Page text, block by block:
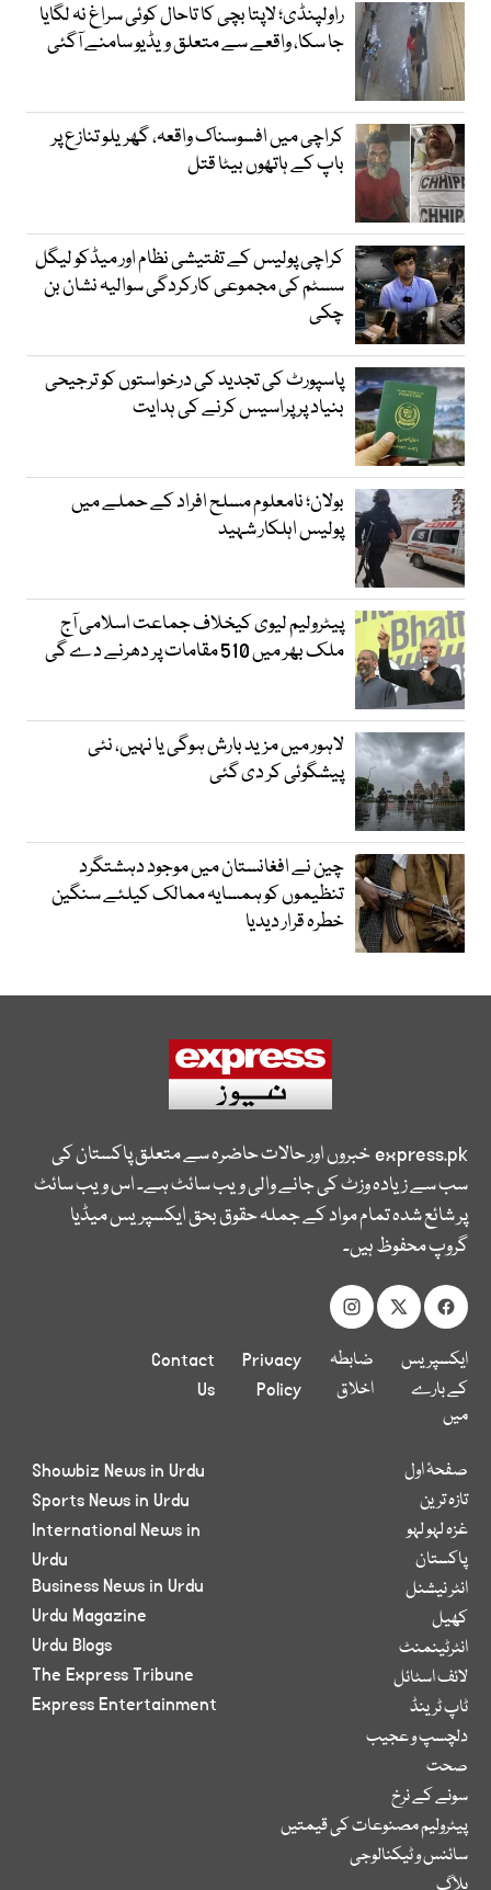
راولپنڈی؛ لاپتا بچی کا تاحال کوئی سراغ نہ لگایا
جا سکا، واقعے سے متعلق ویڈیو سامنے آگئی
کراچی میں افسوسناک واقعہ، گھریلو تنازع پر
باپ کے ہاتھوں بیٹا قتل
کراچی پولیس کے تفتیشی نظام اور میڈکو لیگل
سسٹم کی مجموعی کارکردگی سوالیہ نشان بن
چکی
پاسپورٹ کی تجدید کی درخواستوں کو ترجیحی
بنیاد پر پراسیس کرنے کی ہدایت
بولان؛ نامعلوم مسلح افراد کے حملے میں
پولیس اہلکار شہید
پیٹرولیم لیوی کیخلاف جماعت اسلامی آج
ملک بھر میں 510 مقامات پر دھرنے دے گی
لاہور میں مزید بارش ہوگی یا نہیں، نئی
پیشگوئی کر دی گئی
چین نے افغانستان میں موجود دہشتگرد
تنظیموں کو ہمسایہ ممالک کیلئے سنگین
خطرہ قرار دیدیا
express.pkخبروں اور حالات حاضرہ سے متعلق پاکستان کی
سب سے زیادہ وزٹ کی جانے والی ویب سائٹ ہے۔ اس ویب سائٹ
پر شائع شدہ تمام مواد کے جملہ حقوق بحق ایکسپریس میڈیا
گروپ محفوظ ہیں۔
ایکسپریس
کے بارے
میں
ضابطہ
اخلاق
Privacy
Policy
Contact
Us
صفحۂ اول
تازہ ترین
غزہ لہو لہو
پاکستان
انٹر نیشنل
کھیل
انٹرٹینمنٹ
لائف اسٹائل
ٹاپ ٹرینڈ
دلچسپ و عجیب
صحت
سونے کے نرخ
پیٹرولیم مصنوعات کی قیمتیں
سائنس و ٹیکنالوجی
Showbiz News in Urdu
Sports News in Urdu
International News in
Urdu
Business News in Urdu
Urdu Magazine
Urdu Blogs
The Express Tribune
Express Entertainment